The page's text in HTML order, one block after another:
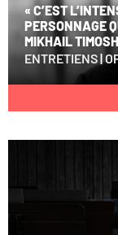
« C’EST
PERSONNAGE
MIKHAIL
ENTRETIENS|